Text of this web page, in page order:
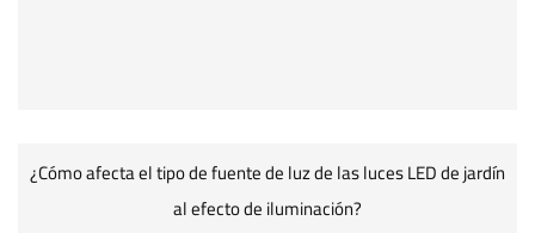
¿Cómo afecta el tipo de fuente de luz de las luces LED de jardín
al efecto de iluminación?